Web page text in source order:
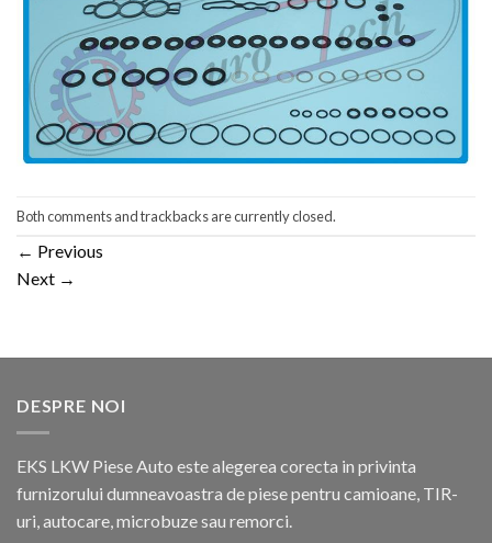
Both comments and trackbacks are currently closed.
← Previous
Next →
DESPRE NOI
EKS LKW Piese Auto este alegerea corecta in privinta
furnizorului dumneavoastra de piese pentru camioane, TIR-
uri, autocare, microbuze sau remorci.